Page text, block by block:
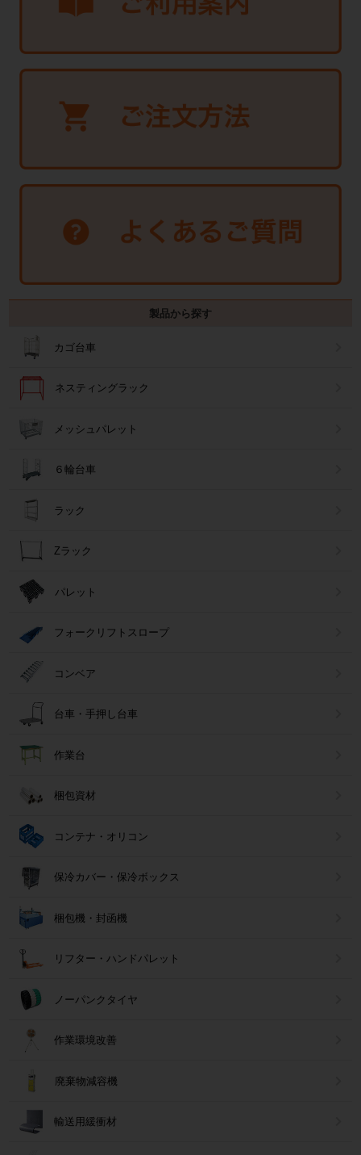
製品から探す
カゴ台車
ネスティングラック
メッシュパレット
６輪台車
ラック
Zラック
パレット
フォークリフトスロープ
コンベア
台車・手押し台車
作業台
梱包資材
コンテナ・オリコン
保冷カバー・保冷ボックス
梱包機・封函機
リフター・ハンドパレット
ノーパンクタイヤ
作業環境改善
廃棄物減容機
輸送用緩衝材